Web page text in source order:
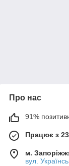
Про нас
91%
Працює з
м.
вул.